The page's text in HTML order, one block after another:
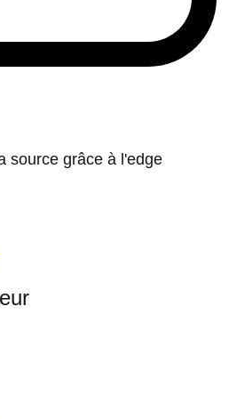
source grâce à l'edge